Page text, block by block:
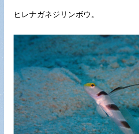
ヒレナガネジリンボウ。